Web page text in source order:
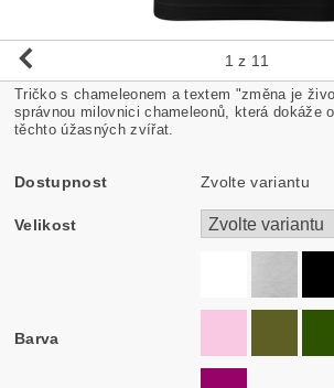
1 z 11
Tričko s chameleonem a textem "změna je
správnou milovnici chameleonů, která dokáže
těchto úžasných zvířat.
Dostupnost Zvolte variantu
Velikost
Barva